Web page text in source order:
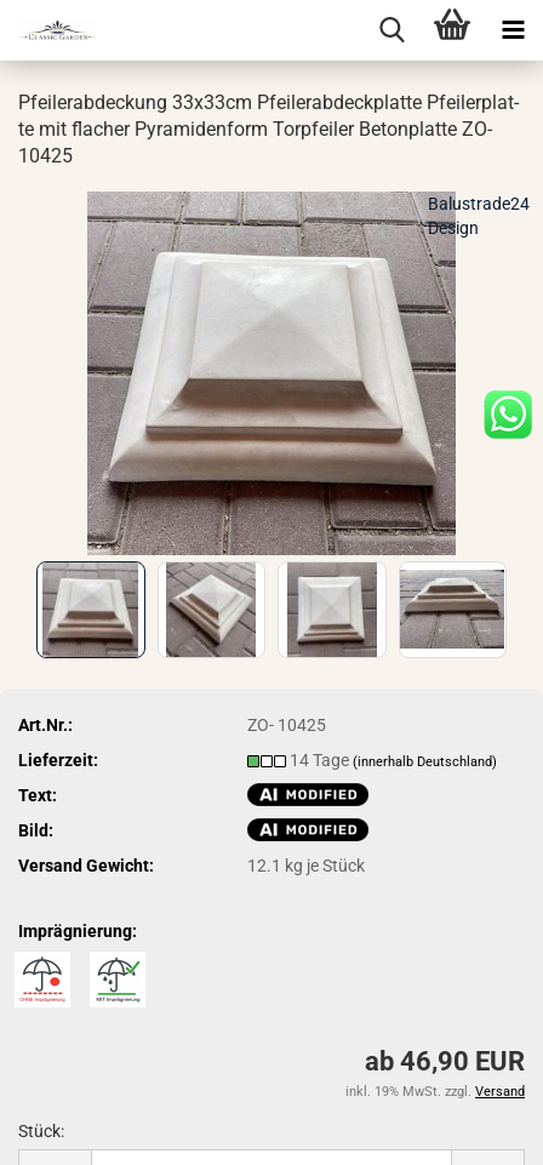
Pfei­ler­ab­de­ckung 33x33cm Pfei­ler­ab­deck­plat­te Pfei­ler­plat­
te mit fla­cher Py­ra­mi­den­form Tor­pfei­ler Be­ton­plat­te ZO-​
10425
Balustrade24
Design
Art.Nr.:
ZO- 10425
Lieferzeit:
14 Tage(innerhalb Deutschland)
Text:
Bild:
Versand Gewicht:
12.1 kg je Stück
Imprägnierung:
ab 46,90 EUR
inkl. 19% MwSt. zzgl. Versand
Stück: